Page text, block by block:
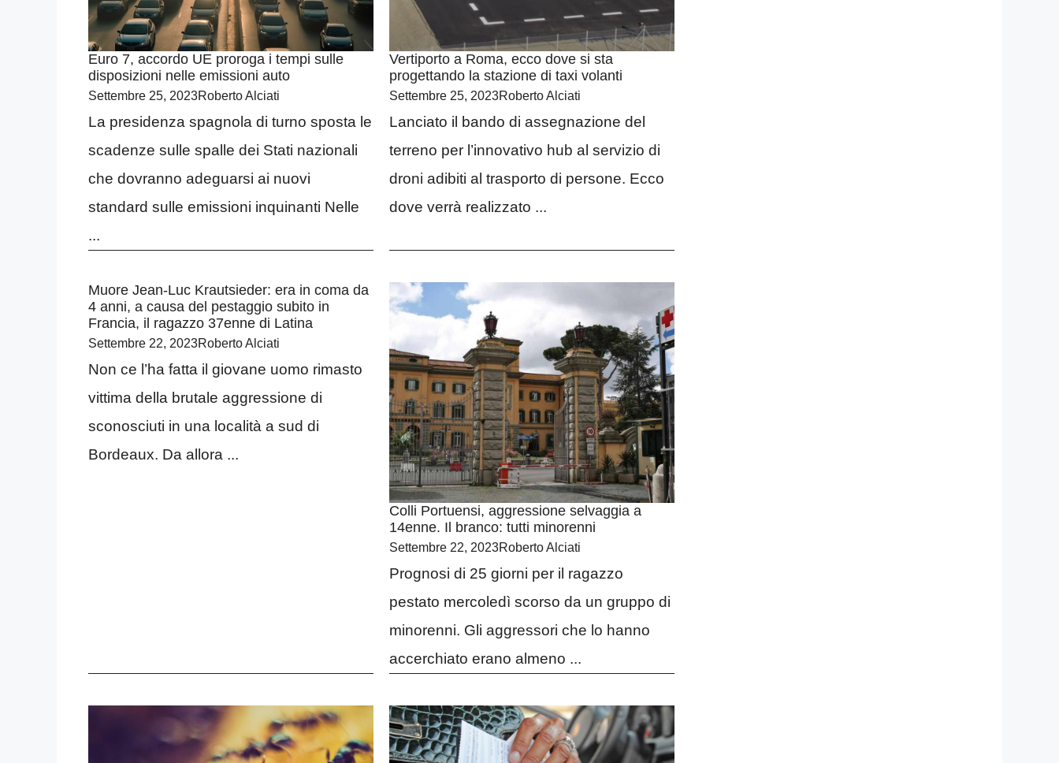
Euro 7, accordo UE proroga i tempi sulle
disposizioni nelle emissioni auto
Settembre 25, 2023Roberto Alciati
La presidenza spagnola di turno sposta le
scadenze sulle spalle dei Stati nazionali
che dovranno adeguarsi ai nuovi
standard sulle emissioni inquinanti Nelle
...
Vertiporto a Roma, ecco dove si sta
progettando la stazione di taxi volanti
Settembre 25, 2023Roberto Alciati
Lanciato il bando di assegnazione del
terreno per l’innovativo hub al servizio di
droni adibiti al trasporto di persone. Ecco
dove verrà realizzato ...
Muore Jean-Luc Krautsieder: era in coma da
4 anni, a causa del pestaggio subito in
Francia, il ragazzo 37enne di Latina
Settembre 22, 2023Roberto Alciati
Non ce l’ha fatta il giovane uomo rimasto
vittima della brutale aggressione di
sconosciuti in una località a sud di
Bordeaux. Da allora ...
Colli Portuensi, aggressione selvaggia a
14enne. Il branco: tutti minorenni
Settembre 22, 2023Roberto Alciati
Prognosi di 25 giorni per il ragazzo
pestato mercoledì scorso da un gruppo di
minorenni. Gli aggressori che lo hanno
accerchiato erano almeno ...